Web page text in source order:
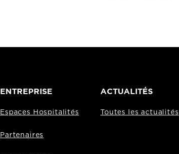
ENTREPRISE
Espaces Hospitalités
Partenaires
ACTUALITÉS
Toutes les actualités